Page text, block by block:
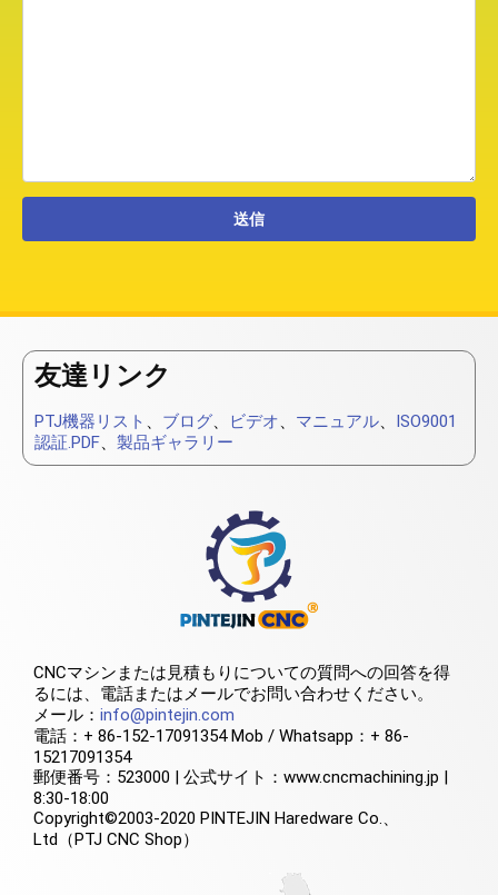
友達リンク
PTJ機器リスト 、 ブログ、 ビデオ、 マニュアル、 ISO9001
認証.PDF、 製品ギャラリー
CNCマシンまたは見積もりについての質問への回答を得
るには、電話またはメールでお問い合わせください。
メール： info@pintejin.com
電話：+ 86-152-17091354 Mob / Whatsapp：+ 86-
15217091354
郵便番号：523000 | 公式サイト：www.cncmachining.jp |
8:30-18:00
Copyright©2003-2020 PINTEJIN Haredware Co.、
Ltd（PTJ CNC Shop）